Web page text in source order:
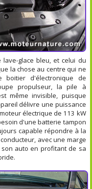
glace bleu, et celui du
la chose au centre qui ne
d'électronique de
propulseur, la pile à
même invisible, puisque
délivre une puissance
électrique de 113 kW
d'une batterie tampon
capable répondre à la
avec une marge
auto en profitant de sa